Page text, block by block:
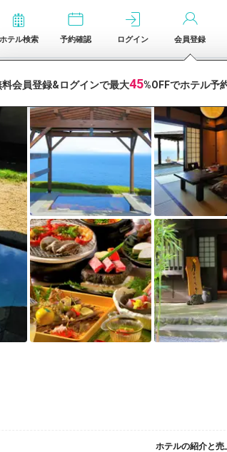
ホテル検索 予約確認 ログイン 会員登録
ホテルの紹介と売